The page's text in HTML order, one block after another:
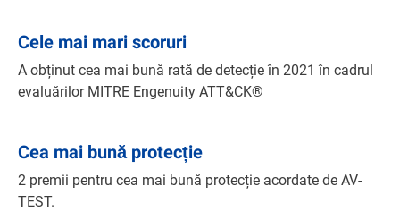
Cele mai mari scoruri
A obținut cea mai bună rată de detecție în 2021 în cadrul
evaluărilor MITRE Engenuity ATT&CK®
Cea mai bună protecție
2 premii pentru cea mai bună protecție acordate de AV-
TEST.